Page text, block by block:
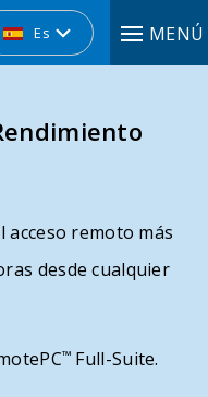
Es MENÚ
acceso remoto más
desde cualquier
™ Full-Suite.